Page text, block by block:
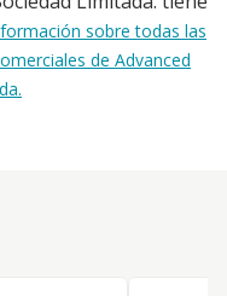
sobre todas las
de Advanced